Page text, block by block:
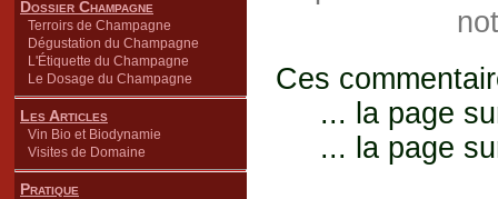
Dossier Champagne
Terroirs de Champagne
Dégustation du Champagne
L'Étiquette du Champagne
Le Dosage du Champagne
Les Articles
Vin Bio et Biodynamie
Visites de Domaine
Pratique
Ces
... la page
... la page